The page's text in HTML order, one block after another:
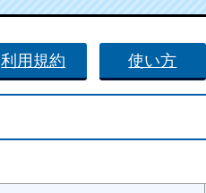
利用規約 使い方